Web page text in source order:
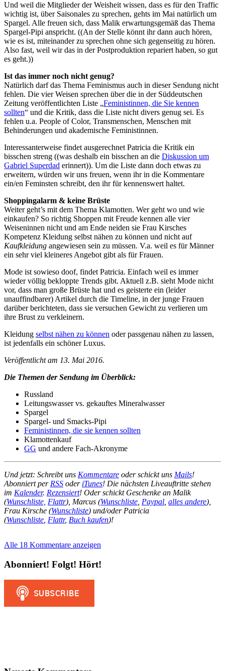
Und weil die Mitglieder der Weisheit wissen, dass es für den Traffic
wichtig ist, über Saisonales zu sprechen, gehts im Mai natürlich um
Spargel. Alle freuen sich, dass Malik erwartungsgemäß das Thema
Spargel-Pipi anspricht. ((An der Stelle könnt ihr dann auch hören,
wie es ist, miteinander zu sprechen ohne sich gegenseitig zu hören.
Also fast, weil wir das in der Postproduktion repariert haben, so gut
es geht.))
Ist das immer noch nicht genug?
Natürlich darf das Thema Feminismus auch in dieser Sendung nicht
fehlen. Die vier Weisen sprechen über die in der Süddeutschen
Zeitung veröffentlichten Liste „Feministinnen, die Sie kennen
sollten“ und die Kritik, dass die Liste nicht divers genug sei. Es
fehlen u.a. People of Color, Transmenschen, Menschen mit
Behinderungen und akademische Feministinnen.
Interessanterweise findet ausgerechnet Patricia die Kritik ein
bisschen streng ((was deshalb ein bisschen an die Diskussion um
Gabriel Superdad erinnert)). Um die Liste dann doch etwas zu
erweitern, würden wir uns freuen, wenn ihr in die Kommentare
ein/en Feminsten schreibt, den ihr für kennenswert haltet.
Shoppingalarm & keine Brüste
Weiter geht’s mit dem Thema Klamotten. Wer geht wo und wie
einkaufen? So richtig Shoppen mit Freude kennen alle vier
Weiseninnen nicht und am Ende neiden sie Frau Kirsches
Kompetenz Kleidung selbst nähen zu können und nicht auf
Kaufkleidung angewiesen sein zu müssen. V.a. weil es für Männer
ein sehr viel kleineres Angebot gibt als für Frauen.
Mode ist sowieso doof, findet Patricia. Einfach weil es immer
wieder völlig bekloppte Trends gibt. Aktuell z.B. sieht Mode nicht
vor, dass man große Brüste hat und es geisterte ein (leider
unauffindbarer) Artikel durch die Timeline, in der junge Frauen
darüber berichteten, dass sie versuchen Gewicht zu verlieren um
ihre Brust zu verkleinern.
Kleidung selbst nähen zu können oder passgenau nähen zu lassen,
ist jedenfalls ein schöner Luxus.
Veröffentlicht am 13. Mai 2016.
Die Themen der Sendung im Überblick:
Russland
Leitungswasser vs. gekauftes Mineralwasser
Spargel
Spargel- und Smacks-Pipi
Feministinnen, die sie kennen sollten
Klamottenkauf
GG und andere Fach-Akronyme
Und jetzt: Schreibt uns Kommentare oder schickt uns Mails!
Abonniert perRSS oder iTunes! Die nächsten Liveauftritte stehen
im Kalender. Rezensiert! Oder schickt Geschenke an Malik
(Wunschliste, Flattr), Marcus (Wunschliste, Paypal, alles andere),
Frau Kirsche (Wunschliste) und/oder Patricia
(Wunschliste, Flattr, Buch kaufen)!
Alle 18 Kommentare anzeigen
Abonniert! Folgt! Hört!